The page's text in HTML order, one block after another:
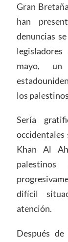
Gran
han
denuncias
mayo,
los
Sería
occidentales
Khan Al
difícil
atención.
Después